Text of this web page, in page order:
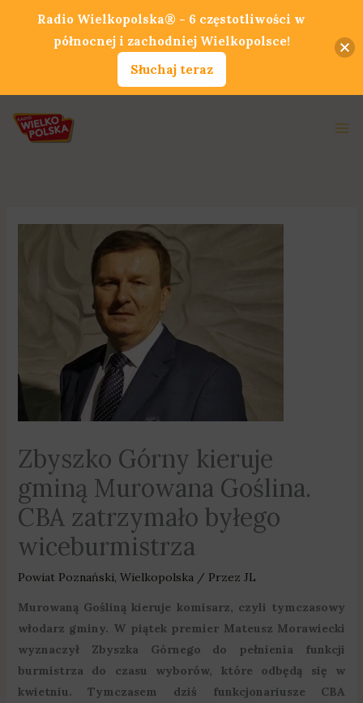
Zbyszko Górny kieruje
gminą Murowana Goślina.
CBA zatrzymało byłego
wiceburmistrza
Powiat Poznański, Wielkopolska/ Przez JL
Murowaną Gośliną kieruje komisarz, czyli tymczasowy
włodarz gminy. W piątek premier Mateusz Morawiecki
wyznaczył Zbyszka Górnego do pełnienia funkcji
burmistrza do czasu wyborów, które odbędą się w
kwietniu. Tymczasem dziś funkcjonariusze CBA
Radio Wielkopolska® - 6 częstotliwości w
północnej i zachodniej Wielkopolsce!
Słuchaj teraz